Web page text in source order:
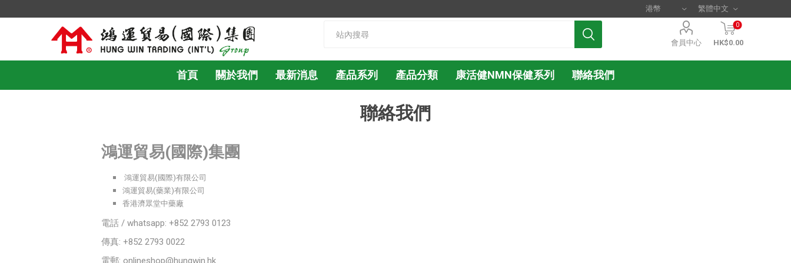
會員中心
0
HK$0.00
首頁 關於我們 最新消息 產品系列 產品分類 康活健NMN保健系列 聯絡我們
聯絡我們
鴻運貿易(國際)集團
鴻運貿易(國際)有限公司
鴻運貿易(藥業)有限公司
香港濟眾堂中藥廠
電話 / whatsapp: +852 2793 0123
傳真: +852 2793 0022
電郵: onlineshop@hungwin.hk